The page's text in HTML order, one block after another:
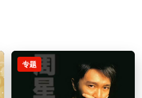
专题